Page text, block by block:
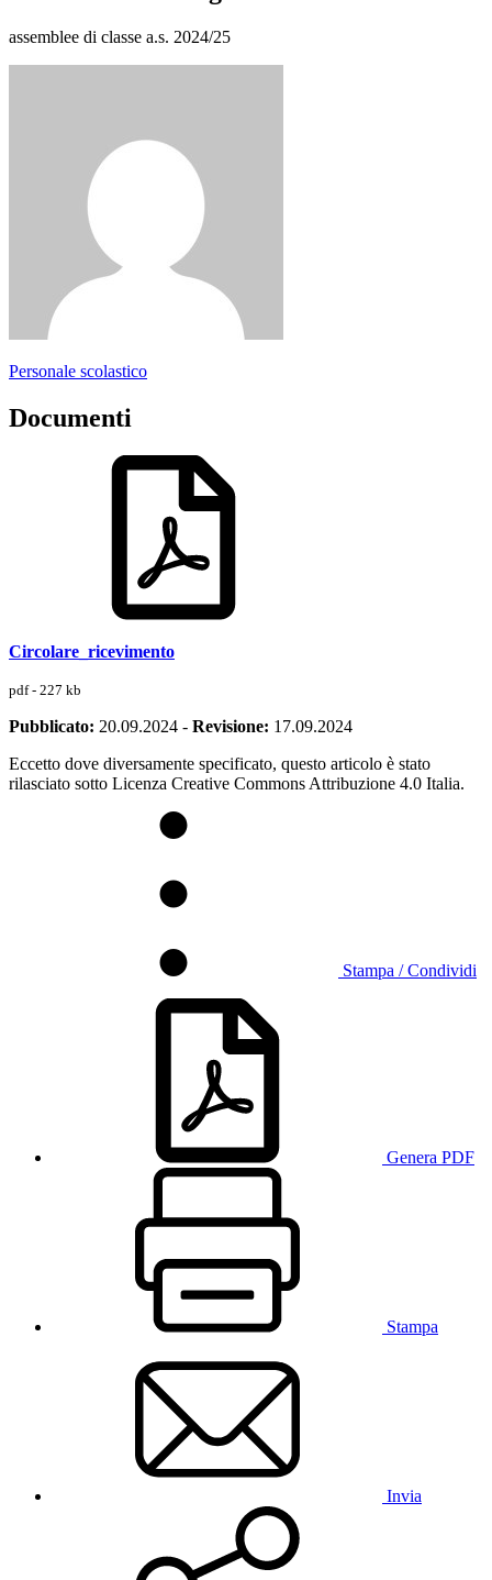
assemblee di classe a.s. 2024/25
Personale scolastico
Documenti
Circolare_ricevimento
pdf - 227 kb
Pubblicato: 20.09.2024 - Revisione: 17.09.2024
Eccetto dove diversamente specificato, questo articolo è stato
rilasciato sotto Licenza Creative Commons Attribuzione 4.0 Italia.
Stampa / Condividi
Genera PDF
Stampa
Invia